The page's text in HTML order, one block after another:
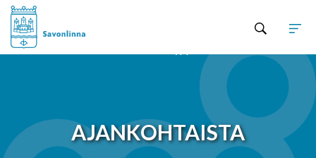
AJANKOHTAISTA